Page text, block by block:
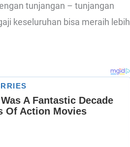
tunjangan – tunjangan
keseluruhan bisa meraih lebih